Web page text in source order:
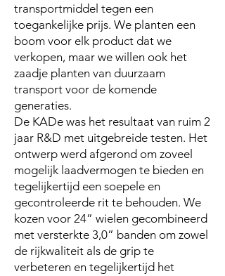
transportmiddel tegen een
toegankelijke prijs. We planten een
boom voor elk product dat we
verkopen, maar we willen ook het
zaadje planten van duurzaam
transport voor de komende
generaties.
De KADe was het resultaat van ruim 2
jaar R&D met uitgebreide testen. Het
ontwerp werd afgerond om zoveel
mogelijk laadvermogen te bieden en
tegelijkertijd een soepele en
gecontroleerde rit te behouden. We
kozen voor 24” wielen gecombineerd
met versterkte 3,0” banden om zowel
de rijkwaliteit als de grip te
verbeteren en tegelijkertijd het